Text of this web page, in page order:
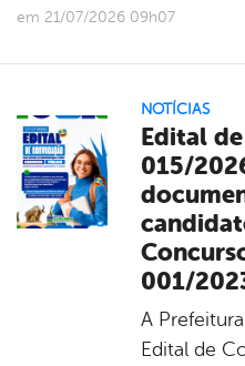
em 21/07/2026 09h07
NOTÍCIAS
Edital
015/
001/
A
Edital de